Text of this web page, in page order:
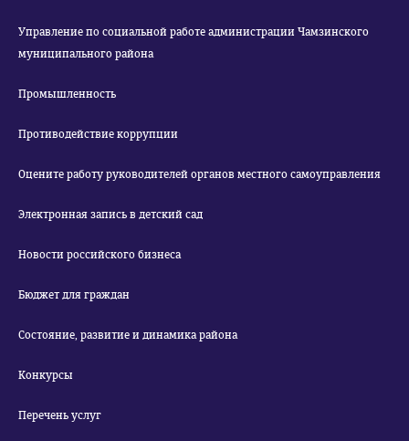
Управление по социальной работе администрации Чамзинского
муниципального района
Промышленность
Противодействие коррупции
Оцените работу руководителей органов местного самоуправления
Электронная запись в детский сад
Новости российского бизнеса
Бюджет для граждан
Состояние, развитие и динамика района
Конкурсы
Перечень услуг